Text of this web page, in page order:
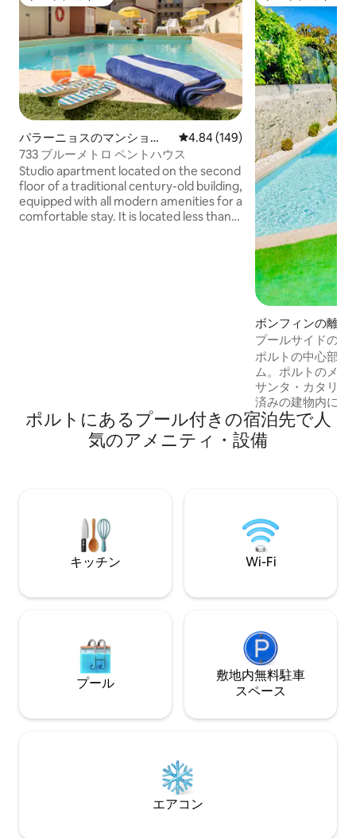
パラーニョスのマンショ
ン・アパート
レビュー149件、5つ星中4.84つ
4.84 (149)
733 ブルーメトロ ペントハウス
Studio apartment located on the second
floor of a traditional century-old building,
equipped with all modern amenities for a
comfortable stay. It is located less than
ボンフィンの離れ
プールサイドのパ
ンチックなポルト
ポルトの中心部に
ム。ポルトのメイ
サンタ・カタリー
済みの建物内にあります。
ド・ボリャオとカ
まで徒歩圏内。ド
館、その他の人気
外プール → ラウ
リアがある静か
コンとストリーミ
ポルトにあるプール付きの宿泊先で人
気のアメニティ・設備
キッチン Wi-Fi
プール
敷地内無料駐⁠車
ス⁠ペ⁠ー⁠ス
エアコン